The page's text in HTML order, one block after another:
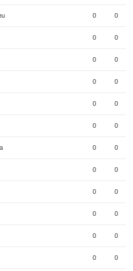
0 0
0 0
0 0
0 0
0 0
0 0
0 0
0 0
0 0
0 0
0 0
0 0